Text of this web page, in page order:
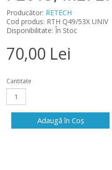
Producător: RETECH
Cod produs: RTH Q49/53X UNIV
Disponibilitate: În Stoc
70,00 Lei
Cantitate
Adaugă în Coş